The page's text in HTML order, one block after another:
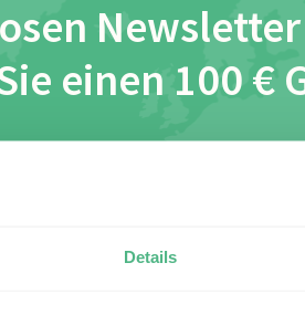
Details
einen 100 €